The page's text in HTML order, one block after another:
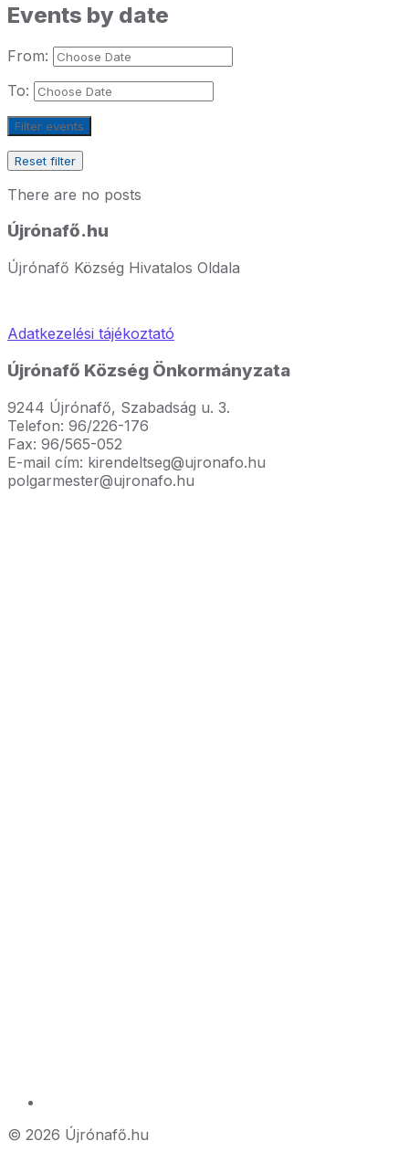
Events by date
From:
To:
Filter events
Reset filter
There are no posts
Újrónafő.hu
Újrónafő Község Hivatalos Oldala
Adatkezelési tájékoztató
Újrónafő Község Önkormányzata
9244 Újrónafő, Szabadság u. 3.
Telefon: 96/226-176
Fax: 96/565-052
E-mail cím: kirendeltseg@ujronafo.hu
polgarmester@ujronafo.hu
© 2026 Újrónafő.hu